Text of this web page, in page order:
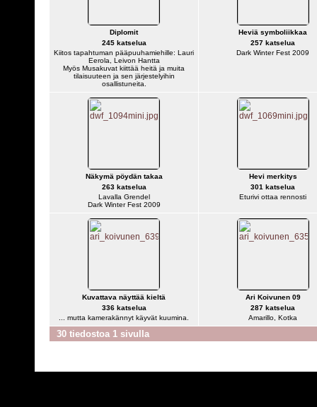
Diplomit
245 katselua
Kiitos tapahtuman pääpuuhamiehille: Lauri
Eerola, Leivon Hantta
Myös Musakuvat kiittää heitä ja muita
tilaisuuteen ja sen järjestelyihin
osallistuneita.
Heviä symboliikkaa
257 katselua
Dark Winter Fest 2009
Näkymä pöydän takaa
263 katselua
Lavalla Grendel
Dark Winter Fest 2009
Hevi merkitys
301 katselua
Eturivi ottaa rennosti
Kuvattava näyttää kieltä
336 katselua
... mutta kamerakännyt käyvät kuumina.
Ari Koivunen 09
287 katselua
Amarillo, Kotka
30 tiedostoa 1 sivulla